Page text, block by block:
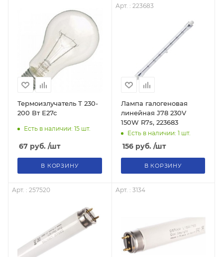
Термоизлучатель Т 230-
200 Вт Е27с
Есть в наличии: 15 шт.
67 руб. /шт
В КОРЗИНУ
Арт. : 223683
Лампа галогеновая
линейная J78 230V
150W R7s, 223683
Есть в наличии: 1 шт.
156руб. /шт
В КОРЗИНУ
Арт. : 257520 Арт. : 3134